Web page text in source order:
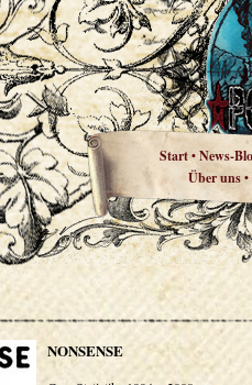
Start•News-
Über uns•
NONSENSE